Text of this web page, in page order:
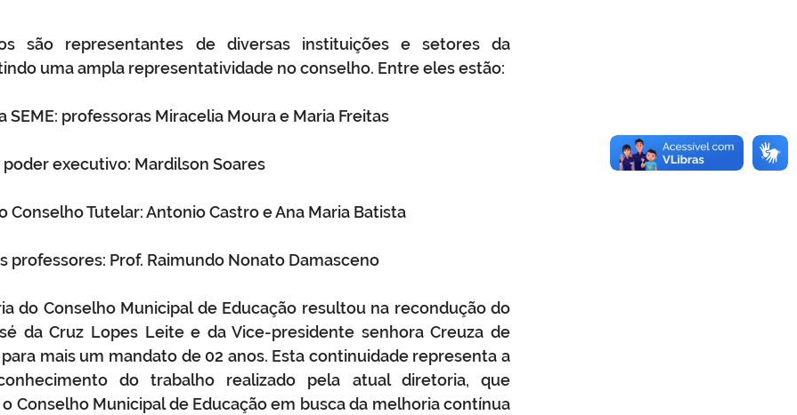
são representantes de diversas instituições e setores da
uma ampla representatividade no conselho. Entre eles estão:
SEME: professoras Miracelia Moura e Maria Freitas
executivo: Mardilson Soares
Conselho Tutelar: Antonio Castro e Ana Maria Batista
professores: Prof. Raimundo Nonato Damasceno
do Conselho Municipal de Educação resultou na recondução do
da Cruz Lopes Leite e da Vice-presidente senhora Creuza de
mais um mandato de 02 anos. Esta continuidade representa a
do trabalho realizado pela atual diretoria, que
Conselho Municipal de Educação em busca da melhoria contínua